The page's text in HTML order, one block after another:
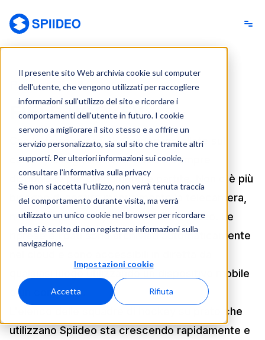
Il presente sito Web archivia cookie sul computer
dell'utente, che vengono utilizzati per raccogliere
informazioni sull'utilizzo del sito e ricordare i
comportamenti dell'utente in futuro. I cookie
servono a migliorare il sito stesso e a offrire un
servizio personalizzato, sia sul sito che tramite altri
supporti. Per ulteriori informazioni sui cookie,
consultare l'informativa sulla privacy
Se non si accetta l'utilizzo, non verrà tenuta traccia
del comportamento durante visita, ma verrà
utilizzato un unico cookie nel browser per ricordare
che si è scelto di non registrare informazioni sulla
navigazione.
Impostazioni cookie
Accetta Rifiuta
Per ogni livello
FIELD HOCKEY
Con le telecamere 4K Spiideo installate sul
campo, la registrazione video è sempre
disponibile per allenamenti e partite. Non c'è più
bisogno di gestire manualmente la telecamera,
né di un operatore, né di cavi e file video. Le
riprese e i dati sono archiviati automaticamente
qualsiasi luogo utilizzando un dispositivo mobile
o un computer.
L'elenco delle squadre di hockey su prato che
utilizzano Spiideo sta crescendo rapidamente e